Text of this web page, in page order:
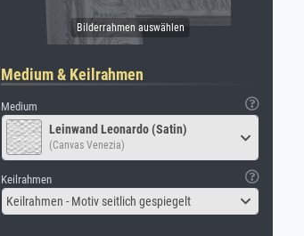
Medium & Keilrahmen
Medium
Leinwand Leonardo (Satin)
(Canvas Venezia)
Keilrahmen
Keilrahmen - Motiv seitlich gespiegelt